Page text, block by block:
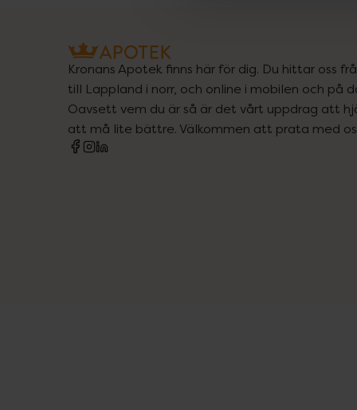
Kronans Apotek finns här för dig. Du hittar oss
till Lappland i norr, och online i mobilen och på
Oavsett vem du är så är det vårt uppdrag att
att må lite bättre. Välkommen att prata med